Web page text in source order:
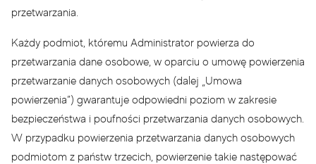
przetwarzania.
Każdy podmiot, któremu Administrator powierza do
przetwarzania dane osobowe, w oparciu o umowę powierzenia
przetwarzanie danych osobowych (dalej „Umowa
powierzenia”) gwarantuje odpowiedni poziom w zakresie
bezpieczeństwa i poufności przetwarzania danych osobowych.
W przypadku powierzenia przetwarzania danych osobowych
podmiotom z państw trzecich, powierzenie takie następować